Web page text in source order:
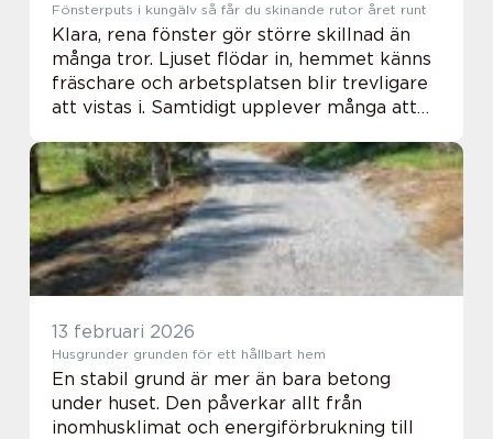
Fönsterputs i kungälv så får du skinande rutor året runt
Klara, rena fönster gör större skillnad än
många tror. Ljuset flödar in, hemmet känns
fräschare och arbetsplatsen blir trevligare
att vistas i. Samtidigt upplever många att
ibland ganska frustrerande. I Kungälv,...
13 februari 2026
Husgrunder grunden för ett hållbart hem
En stabil grund är mer än bara betong
under huset. Den påverkar allt från
inomhusklimat och energiförbrukning till